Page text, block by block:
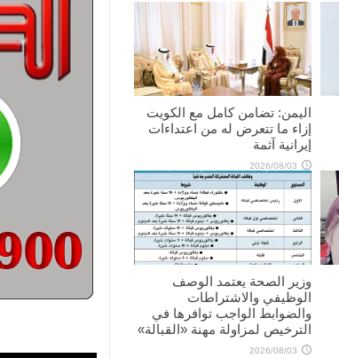
اليمن: تضامن كامل مع الكويت
إزاء ما تتعرض له من اعتداءات
إيرانية آثمة
2026/08/03
وزير الصحة يعتمد الوصف
الوظيفي والاشتراطات
والضوابط الواجب توافرها في
الترخيص لمزاولة مهنة «القبالة»
2026/08/03